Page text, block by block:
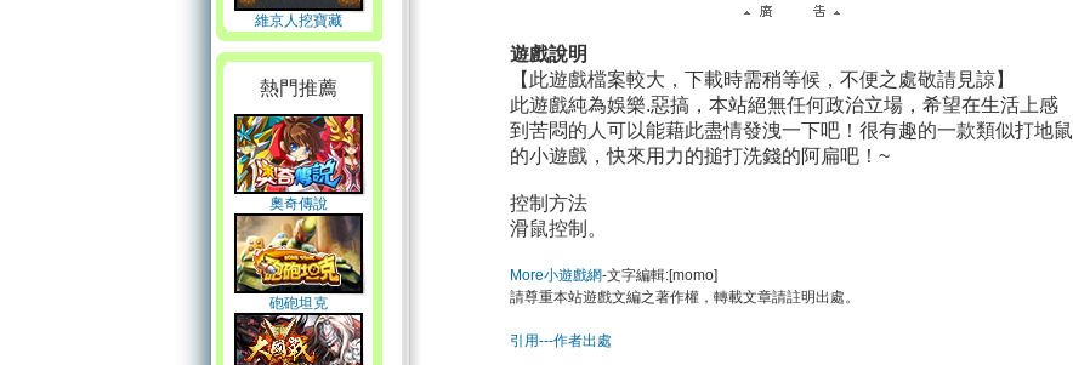
維京人挖寶藏
熱門推薦
奧奇傳說
砲砲坦克
遊戲說明
【此遊戲檔案較大，下載時需稍等候，不便之處敬請見諒】
此遊戲純為娛樂.惡搞，本站絕無任何政治立場，希望在生活上感
到苦悶的人可以能藉此盡情發洩一下吧！很有趣的一款類似打地鼠
的小遊戲，快來用力的搥打洗錢的阿扁吧！~
控制方法
滑鼠控制。
More小遊戲網-文字編輯:[momo]
請尊重本站遊戲文編之著作權，轉載文章請註明出處。
引用---作者出處